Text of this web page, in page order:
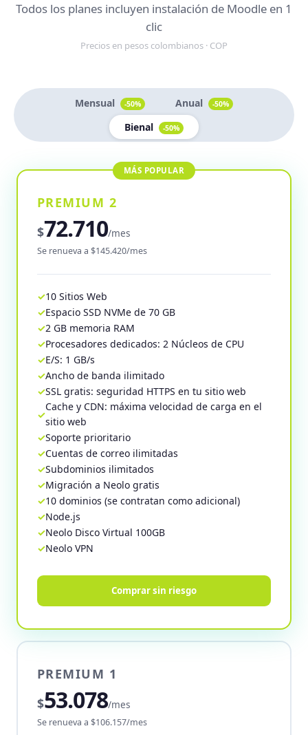
Todos los planes incluyen instalación de Moodle en 1
clic
Precios en pesos colombianos · COP
Mensual -50% Anual -50%
Bienal -50%
PREMIUM 1
$53.078/mes
Se renueva a $106.157/mes
PREMIUM 2
$72.710/mes
Se renueva a $145.420/mes
10 Sitios Web
Espacio SSD NVMe de 70 GB
2 GB memoria RAM
Procesadores dedicados: 2 Núcleos de CPU
E/S: 1 GB/s
Ancho de banda ilimitado
SSL gratis: seguridad HTTPS en tu sitio web
Cache y CDN: máxima velocidad de carga en el
sitio web
Soporte prioritario
Cuentas de correo ilimitadas
Subdominios ilimitados
Migración a Neolo gratis
10 dominios (se contratan como adicional)
Node.js
Neolo Disco Virtual 100GB
Neolo VPN
Comprar sin riesgo